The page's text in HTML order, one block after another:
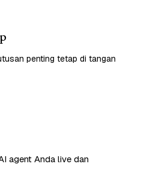
penting tetap di tangan
agent Anda live dan